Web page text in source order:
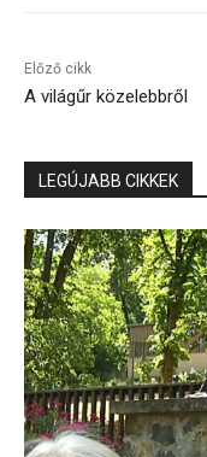
Előző cikk
A világűr közelebbről
LEGÚJABB CIKKEK